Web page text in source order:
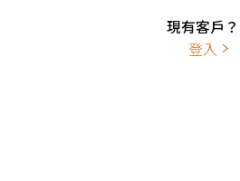
現有客戶？
登入